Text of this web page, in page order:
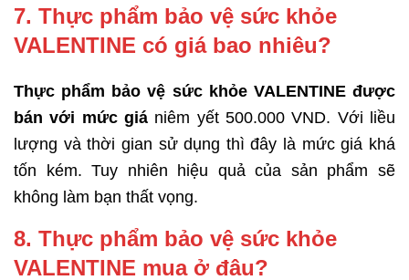
7. Thực phẩm bảo vệ sức khỏe
VALENTINE có giá bao nhiêu?
Thực phẩm bảo vệ sức khỏe VALENTINE được
bán với mức giá niêm yết 500.000 VND. Với liều
lượng và thời gian sử dụng thì đây là mức giá khá
tốn kém. Tuy nhiên hiệu quả của sản phẩm sẽ
không làm bạn thất vọng.
8. Thực phẩm bảo vệ sức khỏe
VALENTINE mua ở đâu?